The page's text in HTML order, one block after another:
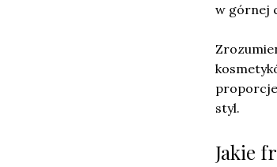
w górnej
styl.
Jakie